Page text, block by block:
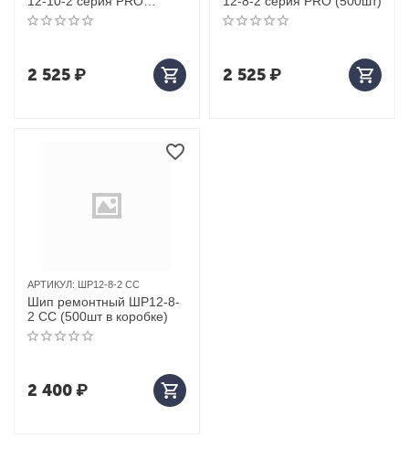
(500шт)
2 525₽ 2 525₽
АРТИКУЛ: ШР12-8-2 СС
Шип ремонтный ШP12-8-
2 СС (500шт в коробке)
2 400₽